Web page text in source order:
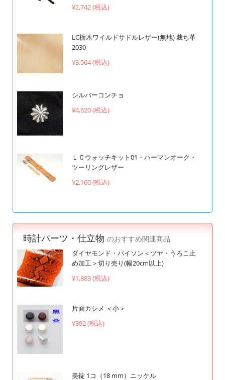
¥2,742 (税込)
LC栃木ワイルドサドルレザー(無地) 裁ち革
2030
¥3,564 (税込)
シルバーコンチョ
¥4,620 (税込)
ＬＣウォッチキット01・ハーマンオーク・
ツーリングレザー
¥2,160 (税込)
時計パーツ・仕立物 のおすすめ関連商品
ダイヤモンド・パイソン＜ツヤ・うろこ止
め加工＞切り売り(幅20cm以上)
¥1,883 (税込)
片面カシメ ＜小＞
¥392 (税込)
美錠 1コ（18 mm）ニッケル